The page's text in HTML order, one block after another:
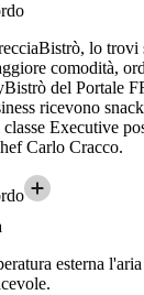
lo trovi
comodità,
del Portale
ricevono
Executive
Carlo Cracco.
esterna